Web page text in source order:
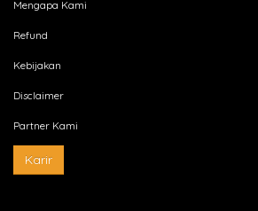
Mengapa Kami
Refund
Kebijakan
Disclaimer
Partner Kami
Karir